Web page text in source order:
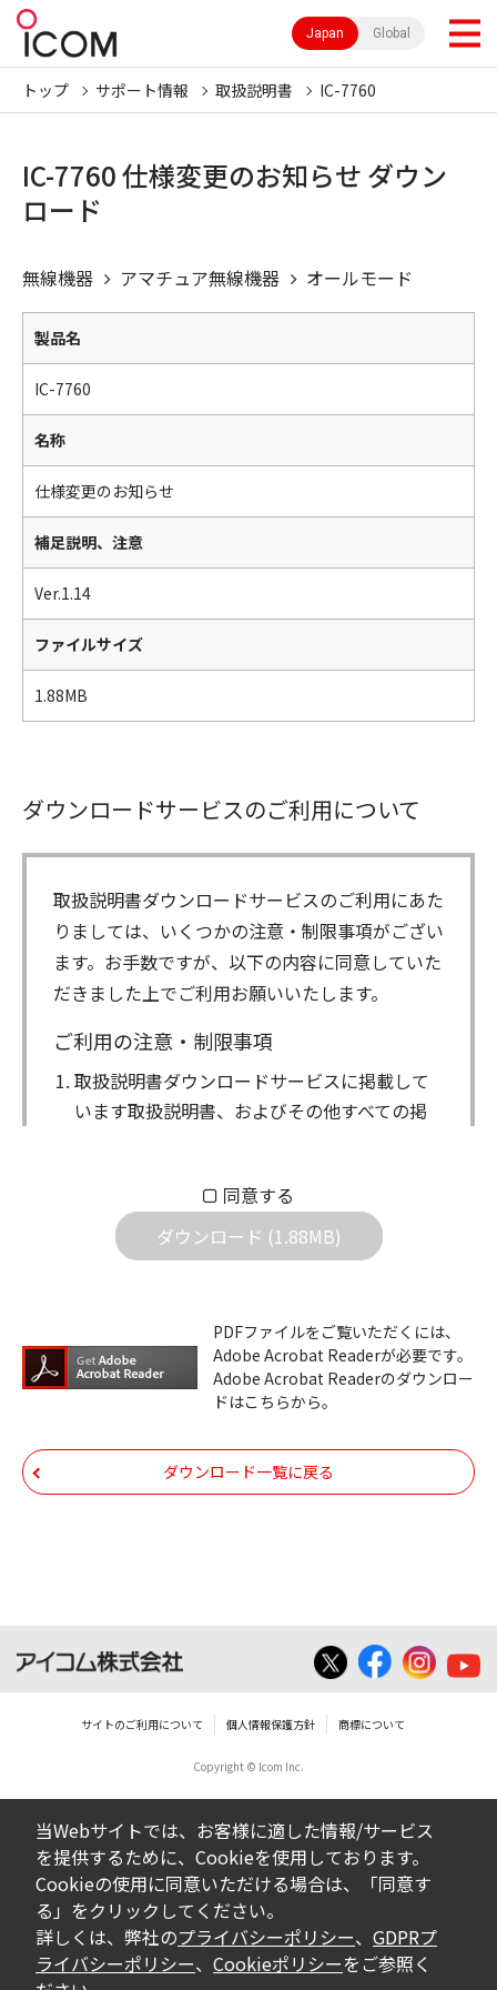
Japan Global
トップ サポート情報 取扱説明書 IC-7760
IC-7760 仕様変更のお知らせ ダウン
ロード
無線機器 アマチュア無線機器 オールモード
製品名
IC-7760
名称
仕様変更のお知らせ
補足説明、注意
Ver.1.14
ファイルサイズ
1.88MB
ダウンロードサービスのご利用について
取扱説明書ダウンロードサービスのご利用にあた
りましては、いくつかの注意・制限事項がござい
ます。お手数ですが、以下の内容に同意していた
だきました上でご利用お願いいたします。
ご利用の注意・制限事項
取扱説明書ダウンロードサービスに掲載して
います取扱説明書、およびその他すべての掲
属します。ダウンロードした取扱説明書は、
個人が本来の目的でご使用されることは可能
ですが、権利者の許諾を得ることなく、以下
ダウンロードした取扱説明書は、複製、賃
貸、改変、公衆送信、または公衆送信可能
化することはできません。
いは無償を問わず、第三者に譲渡あるいは
使用させる事ができません。
ダウンロードした取扱説明書等に使用され
の転用は一切出来ません。
ダウンロードした取扱説明書およびその他す
べての掲載物の変更は一切行わないでくださ
い。お客様による内容の変更により、何らか
の欠陥が生じたとしても、弊社では一切の保
証をいたしません。また、内容の変更の結
果、万一お客様に損害が生じたとしても、弊
社及び販売店等は一切の責任を負いません。
同意する
ダウンロード (1.88MB)
PDFファイルをご覧いただくには、
Adobe Acrobat Readerが必要です。
Adobe Acrobat Readerのダウンロー
ドはこちらから。
ダウンロード一覧に戻る
サイトのご利用について 個人情報保護方針 商標について
Copyright © Icom Inc.
当Webサイトでは、お客様に適した情報/サービス
を提供するために、Cookieを使用しております。
Cookieの使用に同意いただける場合は、「同意す
る」をクリックしてください。
詳しくは、弊社のプライバシーポリシー、 GDPRプ
ライバシーポリシー、 Cookieポリシーをご参照く